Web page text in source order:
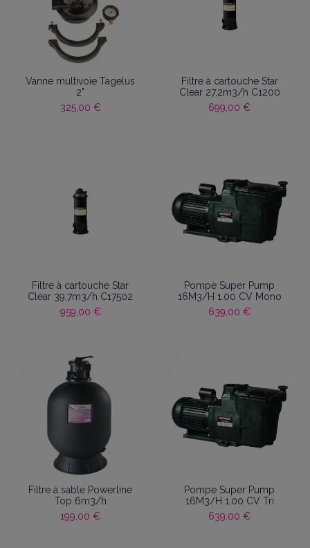
Vanne multivoie Tagelus
2"
325,00 €
Filtre à cartouche Star
Clear 27,2m3/h C1200
699,00 €
Filtre à cartouche Star
Clear 39,7m3/h C17502
959,00 €
Pompe Super Pump
16M3/H 1.00 CV Mono
639,00 €
Filtre à sable Powerline
Top 6m3/h
199,00 €
Pompe Super Pump
16M3/H 1.00 CV Tri
639,00 €